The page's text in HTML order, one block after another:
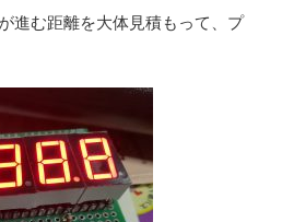
進む距離を大体見積もって、プ